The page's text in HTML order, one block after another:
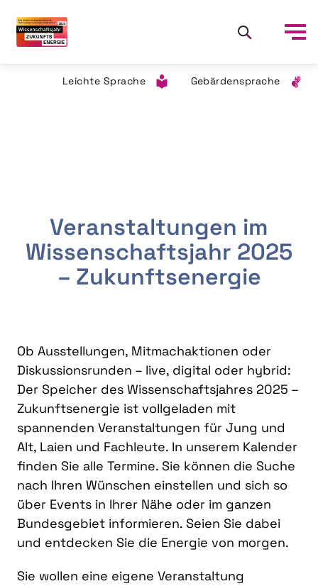
Leichte Sprache Gebärdensprache
Veranstaltungen im
Wissenschaftsjahr 2025
– Zukunftsenergie
Ob Ausstellungen, Mitmachaktionen oder
Diskussionsrunden – live, digital oder hybrid:
Der Speicher des Wissenschaftsjahres 2025 –
Zukunftsenergie ist vollgeladen mit
spannenden Veranstaltungen für Jung und
Alt, Laien und Fachleute. In unserem Kalender
finden Sie alle Termine. Sie können die Suche
nach Ihren Wünschen einstellen und sich so
über Events in Ihrer Nähe oder im ganzen
Bundesgebiet informieren. Seien Sie dabei
und entdecken Sie die Energie von morgen.
Sie wollen eine eigene Veranstaltung